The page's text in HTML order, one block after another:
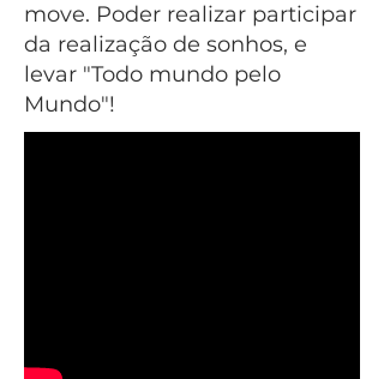
move. Poder realizar participar
da realização de sonhos, e
levar "Todo mundo pelo
Mundo"!